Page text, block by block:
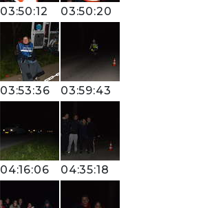
03:50:12 03:50:20
03:53:36 03:59:43
04:16:06 04:35:18